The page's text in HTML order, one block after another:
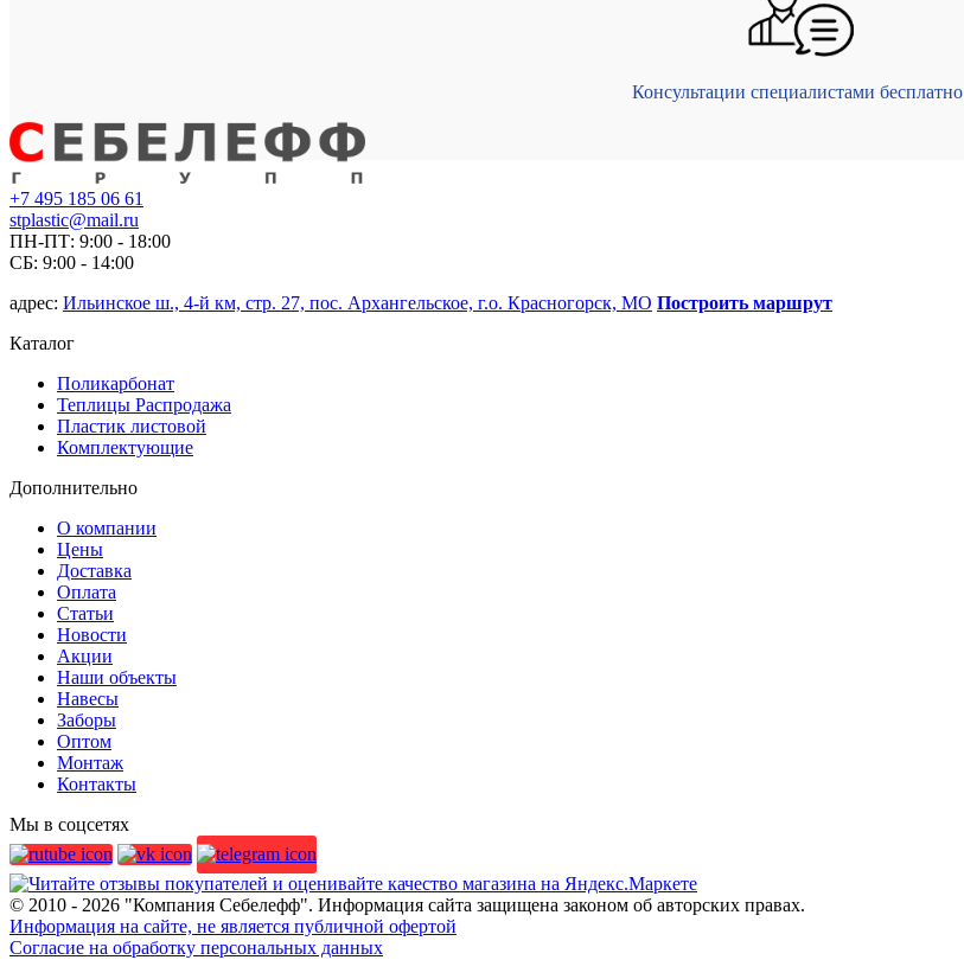
Консультации специалистами бесплатно
+7 495 185 06 61
stplastic@mail.ru
ПН-ПТ: 9:00 - 18:00
СБ: 9:00 - 14:00
адрес: Ильинское ш., 4-й км, стр. 27, пос. Архангельское, г.о. Красногорск, МО Построить маршрут
Каталог
Поликарбонат
Теплицы Распродажа
Пластик листовой
Комплектующие
Дополнительно
О компании
Цены
Доставка
Оплата
Статьи
Новости
Акции
Наши объекты
Навесы
Заборы
Оптом
Монтаж
Контакты
Мы в соцсетях
© 2010 - 2026 "Компания Себелефф". Информация сайта защищена законом об авторских правах.
Информация на сайте, не является публичной офертой
Согласие на обработку персональных данных